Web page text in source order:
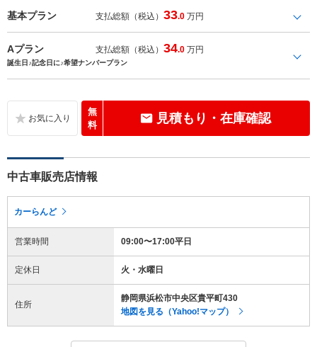
基本プラン 支払総額（税込）33.0 万円
Aプラン 支払総額（税込）34.0 万円
誕生日♪記念日に♪希望ナンバープラン
無
料
見積もり・在庫確認
中古車販売店情報
カーらんど
営業時間 09:00〜17:00平日
定休日 火・水曜日
住所
静岡県浜松市中央区貴平町430
地図を見る（Yahoo!マップ）